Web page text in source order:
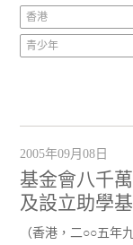
香港
青少年
2005年09月08日
基金會八千
及設立助學
（香港，二○○五年